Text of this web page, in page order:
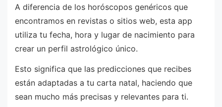
A diferencia de los horóscopos genéricos que
encontramos en revistas o sitios web, esta app
utiliza tu fecha, hora y lugar de nacimiento para
crear un perfil astrológico único.
Esto significa que las predicciones que recibes
están adaptadas a tu carta natal, haciendo que
sean mucho más precisas y relevantes para ti.